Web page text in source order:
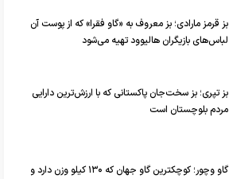
بز قرمز مارادی؛ بز معروف به «گاو فقرا» که از پوست آن
لباس‌های بازیگران هالیوود تهیه می‌شود
بز تپری؛ بز سخت‌جان پاکستانی که با ارزش‌ترین دارایی
مردم بلوچستان است
گاو وچور؛ کوچکترین گاو جهان که ۱۳۰ کیلو وزن دارد و